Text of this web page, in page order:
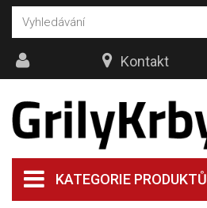
KATEGORIE PRODUKTŮ
Kontakt